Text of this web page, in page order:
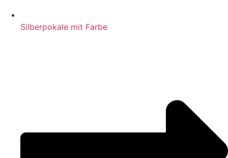
Silberpokale mit Farbe